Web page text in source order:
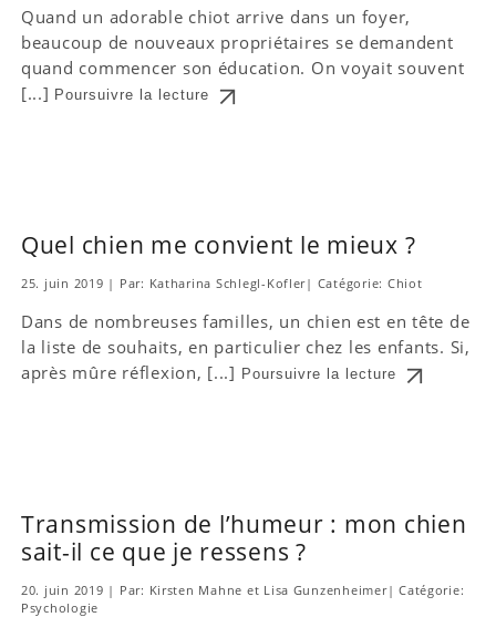
Quand un adorable chiot arrive dans un foyer,
beaucoup de nouveaux propriétaires se demandent
quand commencer son éducation. On voyait souvent
[...] Poursuivre la lecture
Quel chien me convient le mieux ?
25. juin 2019 | Par: Katharina Schlegl-Kofler| Catégorie: Chiot
Dans de nombreuses familles, un chien est en tête de
la liste de souhaits, en particulier chez les enfants. Si,
après mûre réflexion, [...]
Poursuivre la lecture
Transmission de l’humeur : mon chien
sait-il ce que je ressens ?
20. juin 2019 | Par: Kirsten Mahne et Lisa Gunzenheimer| Catégorie:
Psychologie